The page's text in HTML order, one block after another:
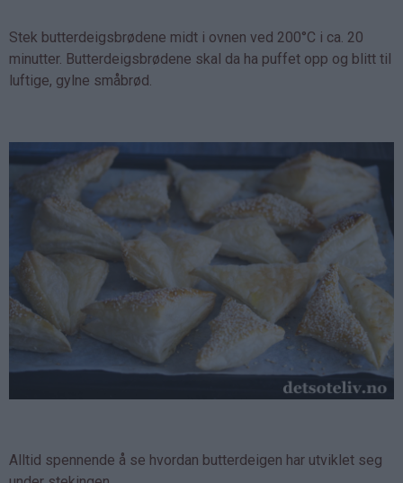
Stek butterdeigsbrødene midt i ovnen ved 200°C i ca. 20
minutter. Butterdeigsbrødene skal da ha puffet opp og blitt til
luftige, gylne småbrød.
Alltid spennende å se hvordan butterdeigen har utviklet seg